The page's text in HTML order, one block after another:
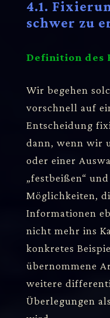
4.1.
schwer zu
Definition des
Wir begehen
vorschnell auf
Entscheidung
dann, wenn wir
oder einer
„festbeißen“
Möglichkeiten,
Informationen
nicht mehr ins
konkretes
übernommene
weitere
Überlegungen